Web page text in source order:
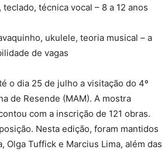
técnica vocal – 8 a 12 anos
ukulele, teoria musical – a
de vagas
o dia 25 de julho a visitação do 4º
de Resende (MAM). A mostra
com a inscrição de 121 obras.
Nesta edição, foram mantidos
Tuffick e Marcius Lima, além das